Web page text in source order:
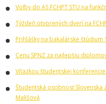
Voľby do AS FCHPT STU na
Týždeň otvorených dverí na
Prihlášky na bakalárske štúdium
Cenu SPNZ za najlepšiu
Víťazkou študentskej
Študentská osobnosť Slovenska
Mališová